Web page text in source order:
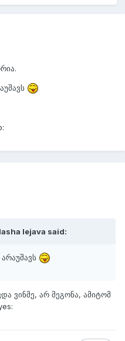
lejava said:
ვინმე, არ მეგონა, ამიტომ